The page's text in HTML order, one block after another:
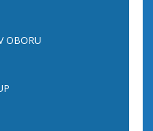
OBORU